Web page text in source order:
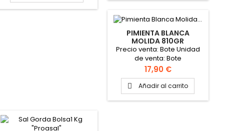
PIMIENTA BLANCA
MOLIDA 810GR
"CONSEMUR"
Precio venta: Bote Unidad
de venta: Bote
Precio
17,90 €
 Añadir al carrito